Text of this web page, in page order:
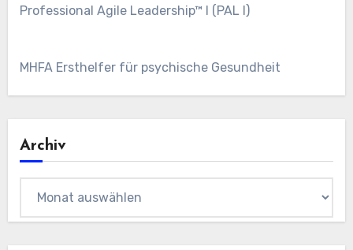
Professional Agile Leadership™ I (PAL I)
MHFA Ersthelfer für psychische Gesundheit
Archiv